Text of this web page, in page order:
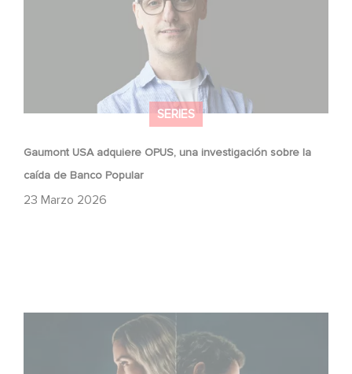
SERIES
Gaumont USA adquiere OPUS, una investigación sobre la
caída de Banco Popular
23 Marzo 2026
¡Unfamiliar es N.º 1 en el Top 10 de Netflix de series no